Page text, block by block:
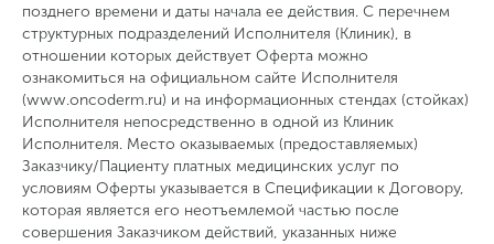
позднего времени и даты начала ее действия. С перечнем
структурных подразделений Исполнителя (Клиник), в
отношении которых действует Оферта можно
ознакомиться на официальном сайте Исполнителя
(www.oncoderm.ru) и на информационных стендах (стойках)
Исполнителя непосредственно в одной из Клиник
Исполнителя. Место оказываемых (предоставляемых)
Заказчику/Пациенту платных медицинских услуг по
условиям Оферты указывается в Спецификации к Договору,
которая является его неотъемлемой частью после
совершения Заказчиком действий, указанных ниже